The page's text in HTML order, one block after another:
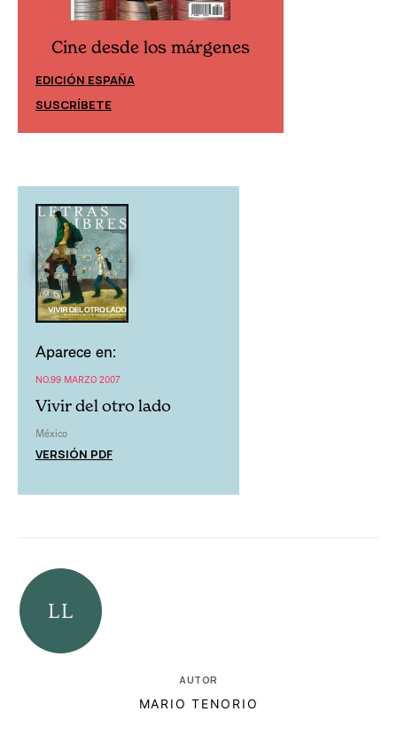
Cine desde los márgenes
EDICIÓN ESPAÑA
SUSCRÍBETE
Aparece en:
NO.99 MARZO 2007
Vivir del otro lado
México
VERSIÓN PDF
AUTOR
MARIO TENORIO